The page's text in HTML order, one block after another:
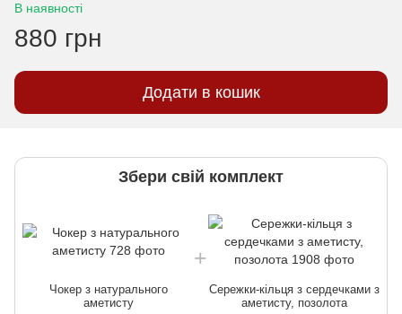
В наявності
880 грн
Додати в кошик
Збери свій комплект
Чокер з натурального
аметисту
Сережки-кільця з сердечками з
аметисту, позолота